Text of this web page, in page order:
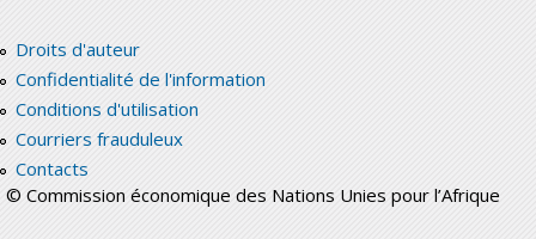
Droits d'auteur
Confidentialité de l'information
Conditions d'utilisation
Courriers frauduleux
Contacts
© Commission économique des Nations Unies pour l’Afrique